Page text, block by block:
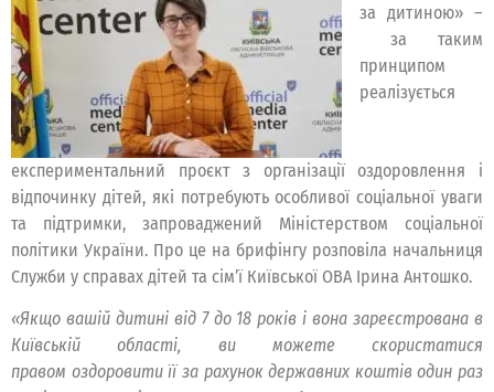
за дитиною» –
за таким
принципом
реалізується
експериментальний проєкт з організації оздоровлення і
відпочинку дітей, які потребують особливої соціальної уваги
та підтримки, запроваджений Міністерством соціальної
політики України. Про це на брифінгу розповіла начальниця
Служби у справах дітей та сім’ї Київської ОВА Ірина Антошко.
«Якщо вашій дитині від 7 до 18 років і вона зареєстрована в
Київській області, ви можете скористатися
правом оздоровити її за рахунок державних коштів один раз